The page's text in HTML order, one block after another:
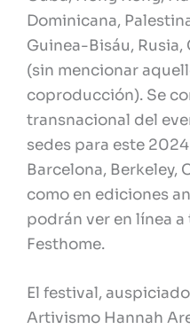
Dominicana,
Guinea-Bisáu, Rusia,
(sin mencionar
coproducción). Se
transnacional del
sedes para este
Barcelona, Berkeley,
como en ediciones
podrán ver en línea
Festhome.
El festival,
Artivismo Hannah